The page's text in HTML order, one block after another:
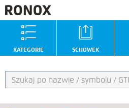
SCHOWEK
KATEGORIE